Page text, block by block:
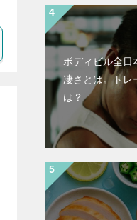
ボディビル全日
凄さとは。トレ
は？